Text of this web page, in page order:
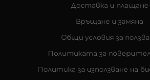
Доставка и плащане
Връщане и замяна
Общи условия за
Политиката за
Политика за използване на